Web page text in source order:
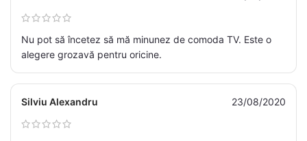
Nu pot să încetez să mă minunez de comoda TV. Este o
alegere grozavă pentru oricine.
Silviu Alexandru 23/08/2020